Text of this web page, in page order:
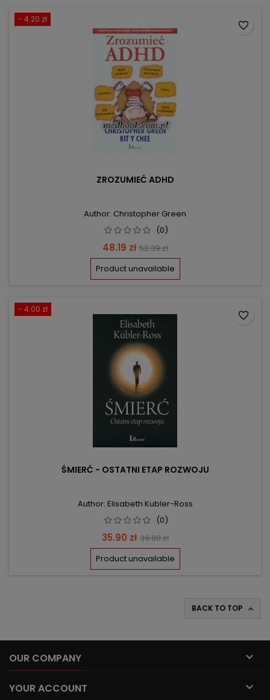
- 4.20 zł
ZROZUMIEĆ ADHD
Author: Christopher Green
(0)
Price
48.19 zł Regular
price
52.39 zł
Product unavailable
favorite_border
- 4.00 zł
ŚMIERĆ - OSTATNI ETAP ROZWOJU
Author: Elisabeth Kubler-Ross
(0)
Price
35.90 zł Regular
price
39.90 zł
Product unavailable
favorite_border
BACK TO TOP 
OUR COMPANY 
YOUR ACCOUNT 